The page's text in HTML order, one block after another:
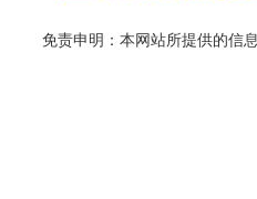
免责申明：本网站所提供的信